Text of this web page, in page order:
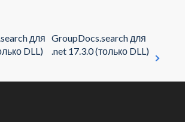
для
DLL)
GroupDocs.search для
.net 17.3.0 (только DLL)